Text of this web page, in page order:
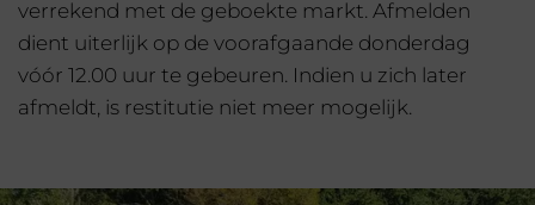
verrekend met de geboekte markt. Afmelden
dient uiterlijk op de voorafgaande donderdag
vóór 12.00 uur te gebeuren. Indien u zich later
afmeldt, is restitutie niet meer mogelijk.